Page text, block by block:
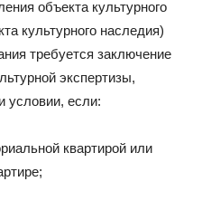
объекта культурного
культурного наследия)
требуется заключение
экспертизы,
условии, если:
квартирой или